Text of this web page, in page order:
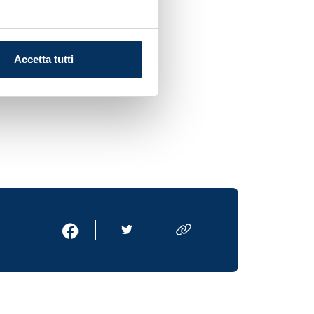
Accetta tutti